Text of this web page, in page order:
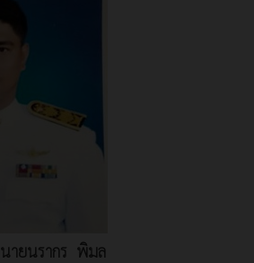
นายนรากร พิมล